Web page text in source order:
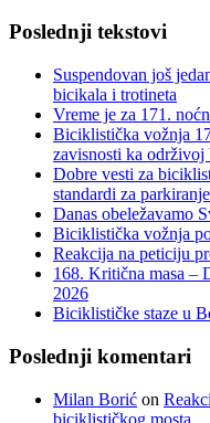
Poslednji tekstovi
Suspendovan još
bicikala i trotineta
Vreme je za 171.
Biciklistička vožnja
zavisnosti ka održivoj
Dobre vesti za
standardi za
Danas obeležavamo
Biciklistička vožnja
Reakcija na peticiju
168. Kritična masa –
2026
Biciklističke staze u
Poslednji komentari
Milan Borić on
biciklističkog mosta